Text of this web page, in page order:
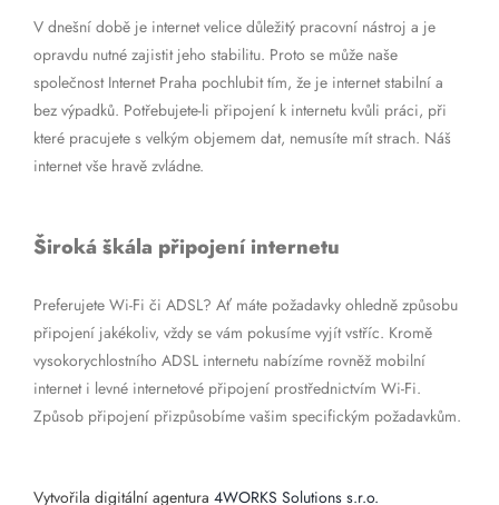
V dnešní době je internet velice důležitý pracovní nástroj a je
opravdu nutné zajistit jeho stabilitu. Proto se může naše
společnost Internet Praha pochlubit tím, že je internet stabilní a
bez výpadků. Potřebujete-li připojení k internetu kvůli práci, při
které pracujete s velkým objemem dat, nemusíte mít strach. Náš
internet vše hravě zvládne.
Široká škála připojení internetu
Preferujete Wi-Fi či ADSL? Ať máte požadavky ohledně způsobu
připojení jakékoliv, vždy se vám pokusíme vyjít vstříc. Kromě
vysokorychlostního ADSL internetu nabízíme rovněž mobilní
internet i levné internetové připojení prostřednictvím Wi-Fi.
Způsob připojení přizpůsobíme vašim specifickým požadavkům.
Vytvořila digitální agentura 4WORKS Solutions s.r.o.